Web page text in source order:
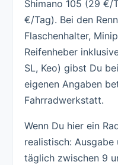
Shimano 105 (29 €/
€/Tag). Bei den
Flaschenhalter,
Reifenheber
SL, Keo) gibst Du
eigenen Angaben
Fahrradwerkstatt.
Wenn Du hier ein
realistisch:
täglich zwischen 9